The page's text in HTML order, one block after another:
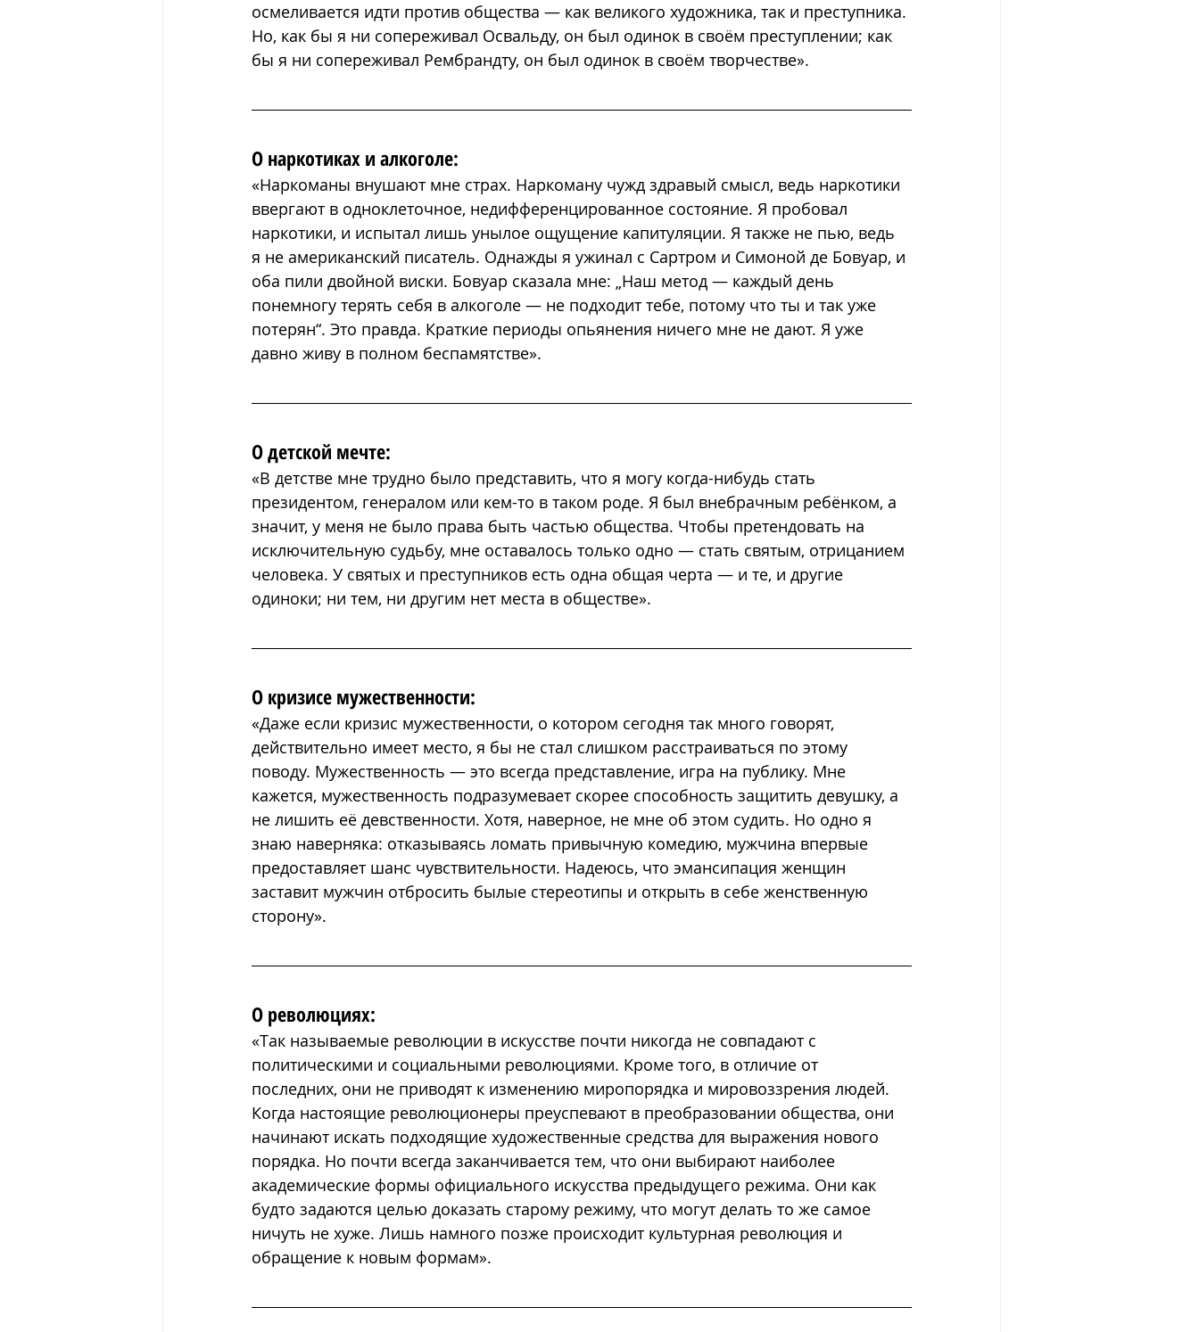
осмеливается идти против общества — как великого художника, так и преступника.
Но, как бы я ни сопереживал Освальду, он был одинок в своём преступлении; как
бы я ни сопереживал Рембрандту, он был одинок в своём творчестве».
О наркотиках и алкоголе:
«Наркоманы внушают мне страх. Наркоману чужд здравый смысл, ведь наркотики
ввергают в одноклеточное, недифференцированное состояние. Я пробовал
наркотики, и испытал лишь унылое ощущение капитуляции. Я также не пью, ведь
я не американский писатель. Однажды я ужинал с Сартром и Симоной де Бовуар, и
оба пили двойной виски. Бовуар сказала мне: „Наш метод — каждый день
понемногу терять себя в алкоголе — не подходит тебе, потому что ты и так уже
потерян“. Это правда. Краткие периоды опьянения ничего мне не дают. Я уже
давно живу в полном беспамятстве».
О детской мечте:
«В детстве мне трудно было представить, что я могу когда-нибудь стать
президентом, генералом или кем-то в таком роде. Я был внебрачным ребёнком, а
значит, у меня не было права быть частью общества. Чтобы претендовать на
исключительную судьбу, мне оставалось только одно — стать святым, отрицанием
человека. У святых и преступников есть одна общая черта — и те, и другие
одиноки; ни тем, ни другим нет места в обществе».
О кризисе мужественности:
«Даже если кризис мужественности, о котором сегодня так много говорят,
действительно имеет место, я бы не стал слишком расстраиваться по этому
поводу. Мужественность — это всегда представление, игра на публику. Мне
кажется, мужественность подразумевает скорее способность защитить девушку, а
не лишить её девственности. Хотя, наверное, не мне об этом судить. Но одно я
знаю наверняка: отказываясь ломать привычную комедию, мужчина впервые
предоставляет шанс чувствительности. Надеюсь, что эмансипация женщин
заставит мужчин отбросить былые стереотипы и открыть в себе женственную
сторону».
О революциях:
«Так называемые революции в искусстве почти никогда не совпадают с
политическими и социальными революциями. Кроме того, в отличие от
последних, они не приводят к изменению миропорядка и мировоззрения людей.
Когда настоящие революционеры преуспевают в преобразовании общества, они
начинают искать подходящие художественные средства для выражения нового
порядка. Но почти всегда заканчивается тем, что они выбирают наиболее
академические формы официального искусства предыдущего режима. Они как
будто задаются целью доказать старому режиму, что могут делать то же самое
ничуть не хуже. Лишь намного позже происходит культурная революция и
обращение к новым формам».